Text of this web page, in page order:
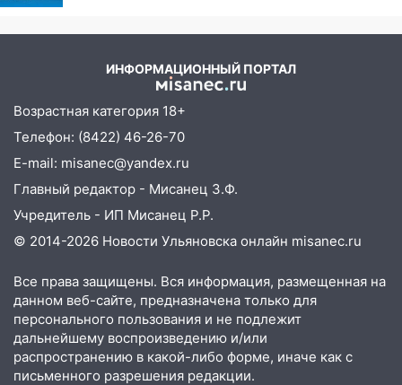
14:12
Куда жаловаться ульяновцам на
В Новом городе ураганным
ветром сорвало опалубку со
строящегося дома
13:54
В мэрии Ульяновска рассказали,
как устраняют последствия мощного
шторма
13:49 Стихия продолжает крушить
Ульяновск: дерево рухнуло на дом на
13:47 На Нижней Террасе мощным
ветром вырвало дерево с корнем
13:46 Сильный ветер сорвал крышу с
СТО на проспекте Созидателей
ИНФОРМАЦИОННЫЙ ПОРТАЛ
Возрастная категория 18+
Телефон: (8422) 46-26-70
E-mail: misanec@yandex.ru
Главный редактор - Мисанец З.Ф.
Учредитель - ИП Мисанец Р.Р.
© 2014-2026 Новости Ульяновска онлайн misanec.ru
Все права защищены. Вся информация, размещенная на
данном веб-сайте, предназначена только для
персонального пользования и не подлежит
дальнейшему воспроизведению и/или
распространению в какой-либо форме, иначе как с
письменного разрешения редакции.